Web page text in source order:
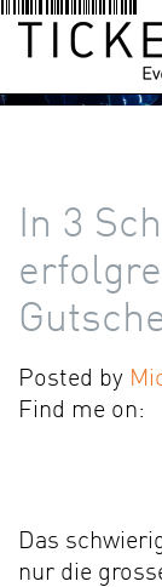
In 3
Posted by
Find me on:
Das
nur die